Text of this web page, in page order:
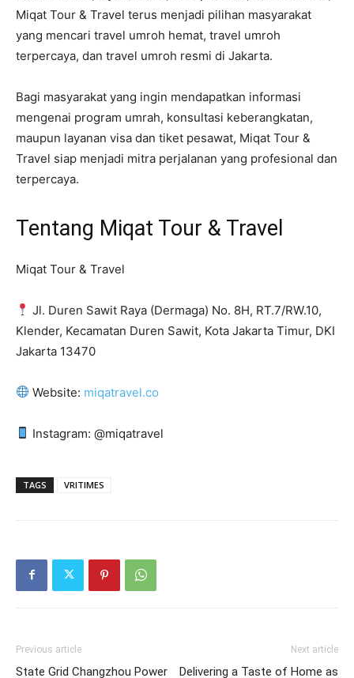
Miqat Tour & Travel terus menjadi pilihan masyarakat
yang mencari travel umroh hemat, travel umroh
terpercaya, dan travel umroh resmi di Jakarta.
Bagi masyarakat yang ingin mendapatkan informasi
mengenai program umrah, konsultasi keberangkatan,
maupun layanan visa dan tiket pesawat, Miqat Tour &
Travel siap menjadi mitra perjalanan yang profesional dan
terpercaya.
Tentang Miqat Tour & Travel
Miqat Tour & Travel
Jl. Duren Sawit Raya (Dermaga) No. 8H, RT.7/RW.10,
Klender, Kecamatan Duren Sawit, Kota Jakarta Timur, DKI
Jakarta 13470
Website: miqatravel.co
Instagram: @miqatravel
TAGS VRITIMES
Previous article
State Grid Changzhou Power
Next article
Delivering a Taste of Home as